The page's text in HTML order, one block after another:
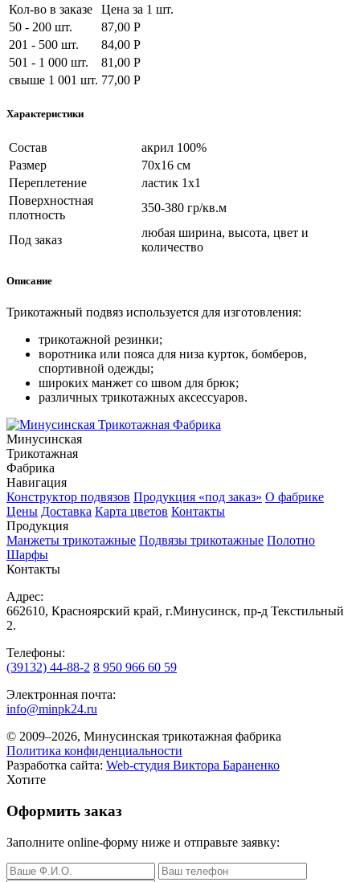
Кол-во в заказе
Цена за 1 шт.
50 - 200 шт.
87,00 Р
201 - 500 шт.
84,00 Р
501 - 1 000 шт.
81,00 Р
свыше 1 001 шт. 77,00 Р
Характеристики
Состав
акрил 100%
Размер
70х16 см
Переплетение
ластик 1х1
Поверхностная
плотность
350-380 гр/кв.м
Под заказ
любая ширина, высота, цвет и
количество
Описание
Трикотажный подвяз используется для изготовления:
трикотажной резинки;
воротника или пояса для низа курток, бомберов,
спортивной одежды;
широких манжет со швом для брюк;
различных трикотажных аксессуаров.
Минусинская
Трикотажная
Фабрика
Навигация
Конструктор подвязов Продукция «под заказ» О фабрике
Цены Доставка Карта цветов Контакты
Продукция
Манжеты трикотажные Подвязы трикотажные Полотно
Шарфы
Контакты
Адрес:
662610, Красноярский край, г.Минусинск, пр-д Текстильный
2.
Телефоны:
(39132) 44-88-2 8 950 966 60 59
Электронная почта:
info@minpk24.ru
© 2009–2026, Минусинская трикотажная фабрика
Политика конфиденциальности
Разработка сайта: Web-студия Виктора Бараненко
Хотите
Оформить заказ
Заполните online-форму ниже и отправьте заявку: